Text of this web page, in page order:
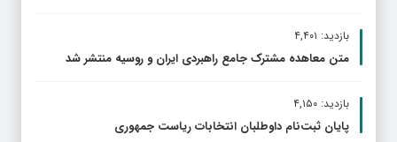
بازدید: ۴,۴۰۱
متن معاهده مشترک جامع راهبردی ایران و روسیه منتشر شد
بازدید: ۴,۱۵۰
پایان ثبت‌نام داوطلبان انتخابات ریاست جمهوری